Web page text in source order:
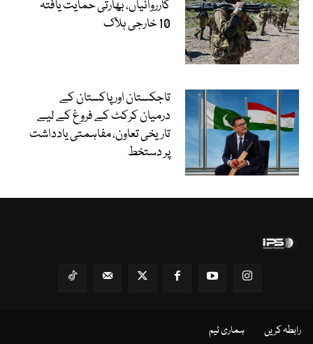
کارروائیاں، بھارتی حمایت یافتہ
10 خارجی ہلاک
تاجکستان اور پاکستان کے
درمیان کرکٹ کے فروغ کے لیے
تاریخی تعاون، مفاہمتی یادداشت
پر دستخط
رابطہ کریں ہماری ٹیم